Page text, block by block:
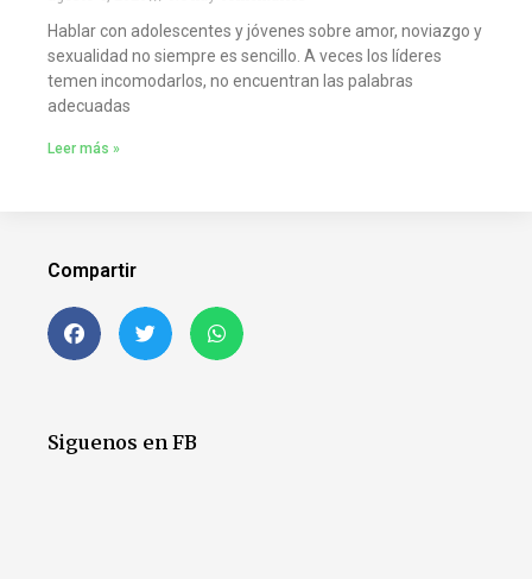
Hablar con adolescentes y jóvenes sobre amor, noviazgo y
sexualidad no siempre es sencillo. A veces los líderes
temen incomodarlos, no encuentran las palabras
adecuadas
Leer más »
Compartir
Siguenos en FB